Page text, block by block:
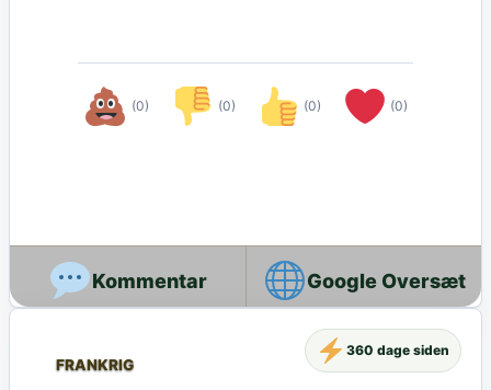
(0) (0) (0) (0)
Google Oversæt
FRANKRIG
360 dage siden